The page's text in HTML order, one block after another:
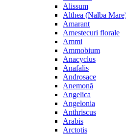
Alissum
Althea (Nalba
Amarant
Amestecuri florale
Ammi
Ammobium
Anacyclus
Anafalis
Androsace
Anemonă
Angelica
Angelonia
Anthriscus
Arabis
Arctotis